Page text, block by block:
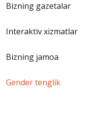
Bizning gazetalar
Interaktiv xizmatlar
Bizning jamoa
Gender tenglik